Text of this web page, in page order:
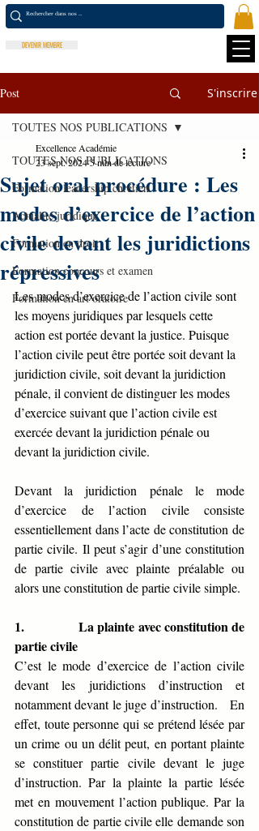
DEVENIR MEMBRE
Post S'inscrire
TOUTES NOS PUBLICATIONS
Formation leadership chrétien
Actualité juridique
Formation en droit
Formation concours et examen
Formation en art oratoire
TOUTES NOS PUBLICATIONS
Sujet oral procédure : Les
modes d’exercice de l’action
civile devant les juridictions
répressives
Excellence Académie
23 sept. 20245 min de lecture
Les modes d’exercice de l’action civile sont
les moyens juridiques par lesquels cette
action est portée devant la justice. Puisque
l’action civile peut être portée soit devant la
juridiction civile, soit devant la juridiction
pénale, il convient de distinguer les modes
d’exercice suivant que l’action civile est
exercée devant la juridiction pénale ou
devant la juridiction civile.
Devant la juridiction pénale le mode
d’exercice de l’action civile consiste
essentiellement dans l’acte de constitution de
partie civile. Il peut s’agir d’une constitution
de partie civile avec plainte préalable ou
alors une constitution de partie civile simple.
1. La plainte avec constitution de
partie civile
C’est le mode d’exercice de l’action civile
devant les juridictions d’instruction et
notamment devant le juge d’instruction.   En
effet, toute personne qui se prétend lésée par
un crime ou un délit peut, en portant plainte
se constituer partie civile devant le juge
d’instruction. Par la plainte la partie lésée
met en mouvement l’action publique. Par la
constitution de partie civile elle demande son